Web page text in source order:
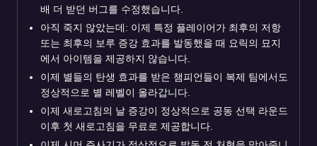
배 더 받던 버그를 수정했습니다.
아직 죽지 않았는데: 이제 특정 플레이어가 최후의 저항
또는 최후의 보루 증강 효과를 발동했을 때 요릭의 묘지
에서 아이템을 제공하지 않습니다.
이제 별들의 탄생 효과를 받은 챔피언들이 복제 팀에서도
정상적으로 별 레벨이 올라갑니다.
이제 새로고침의 날 증강이 정상적으로 공동 선택 라운드
이후 첫 새로고침을 무료로 제공합니다.